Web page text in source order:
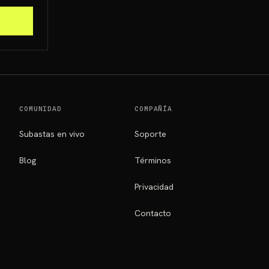
COMUNIDAD
Subastas en vivo
Blog
COMPAÑÍA
Soporte
Términos
Privacidad
Contacto